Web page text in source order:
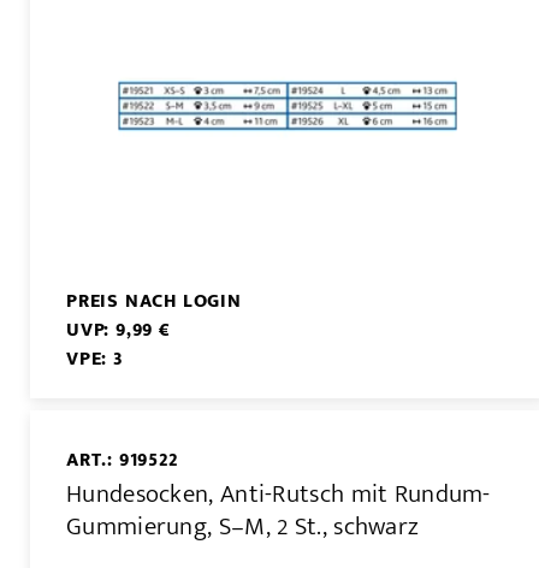
PREIS NACH LOGIN
UVP: 9,99 €
VPE: 3
ART.: 919522
Hundesocken, Anti-Rutsch mit Rundum-
Gummierung, S–M, 2 St., schwarz